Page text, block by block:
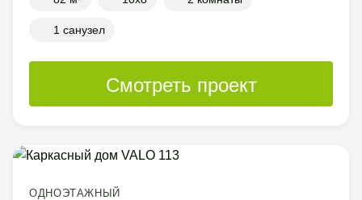
1 санузел
Смотреть проект
ОДНОЭТАЖНЫЙ